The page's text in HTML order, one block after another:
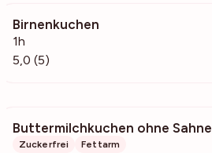
Birnenkuchen
1h
5,0 (5)
Buttermilchkuchen ohne Sahne
Zuckerfrei Fettarm